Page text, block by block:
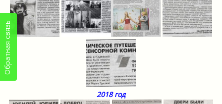
2018 год
Обратная связь